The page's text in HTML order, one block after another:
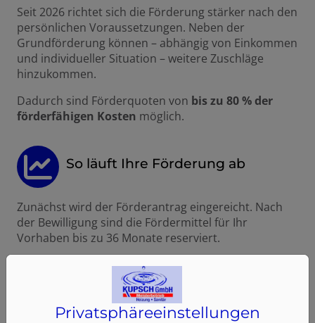
Seit 2026 richtet sich die Förderung stärker nach den
persönlichen Voraussetzungen. Neben der
Grundförderung können – abhängig von Einkommen
und individueller Situation – weitere Zuschläge
hinzukommen.
Dadurch sind Förderquoten von bis zu 80 % der
förderfähigen Kosten möglich.
So läuft Ihre Förderung ab
Zunächst wird der Förderantrag eingereicht. Nach
der Bewilligung sind die Fördermittel für Ihr
Vorhaben bis zu 36 Monate reserviert.
Anschließend kann die Heizungsmodernisierung
umgesetzt werden. Nach Abschluss der Arbeiten
und Einreichung des Verwendungsnachweises
erfolgt die Auszahlung der Fördermittel.
Privatsphäre­einstellungen